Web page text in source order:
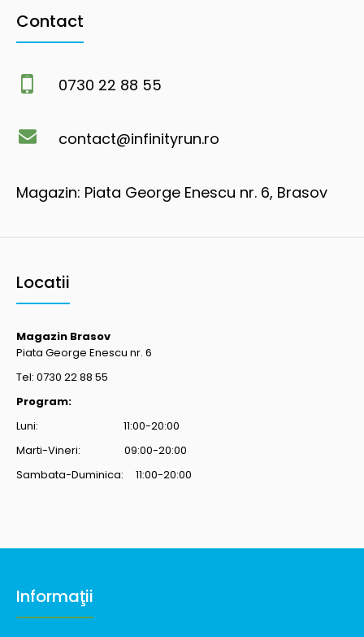
Contact
0730 22 88 55
contact@infinityrun.ro
Magazin: Piata George Enescu nr. 6, Brasov
Locatii
Magazin Brasov
Piata George Enescu nr. 6
Tel: 0730 22 88 55
Program:
Luni: 11:00-20:00
Marti-Vineri: 09:00-20:00
Sambata-Duminica: 11:00-20:00
Informaţii